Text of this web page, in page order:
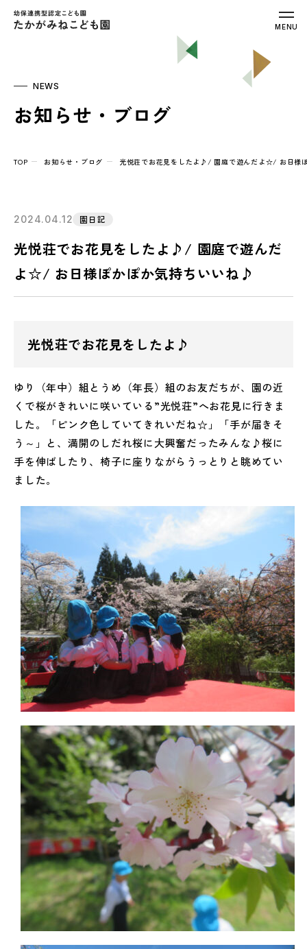
幼保連携型認定こども園 たかがみねこ
MENU
NEWS
お知らせ・ブログ
TOP お知らせ・ブログ 光悦荘でお花見をしたよ♪/ 園庭で遊んだよ☆/ お日様
2024.04.12 園日記
光悦荘でお花見をしたよ♪/ 園庭で遊んだ
よ☆/ お日様ぽかぽか気持ちいいね♪
光悦荘でお花見をしたよ♪
ゆり（年中）組とうめ（年長）組のお友だちが、園の近
くで桜がきれいに咲いている”光悦荘”へお花見に行きま
した。「ピンク色していてきれいだね☆」「手が届きそ
う～」と、満開のしだれ桜に大興奮だったみんな♪桜に
手を伸ばしたり、椅子に座りながらうっとりと眺めてい
ました。